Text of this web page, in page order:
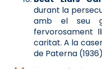
durant la
amb el seu
fervorosament
caritat. A la
de Paterna